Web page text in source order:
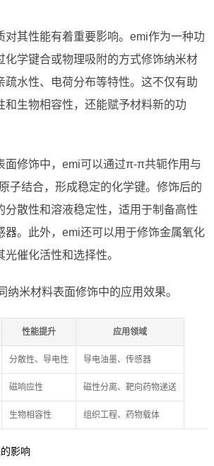
对其性能有着重要影响。emi作为一种功
化学键合或物理吸附的方式修饰纳米材
疏水性、电荷分布等特性。这不仅有助
和生物相容性，还能赋予材料新的功
面修饰中，emi可以通过π-π共轭作用与
子结合，形成稳定的化学键。修饰后的
分散性和溶液稳定性，适用于制备高性
器。此外，emi还可以用于修饰金属氧化
催化活性和选择性。
纳米材料表面修饰中的应用效果。
性能提升 应用领域
分散性、导电性 导电油墨、传感器
磁响应性 磁性分离、靶向药物递送
生物相容性 组织工程、药物载体
影响